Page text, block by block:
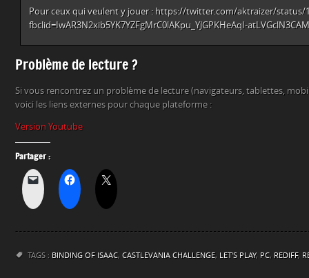
Pour ceux qui veulent y jouer : https://twitter.com/aktraizer/status/
fbclid=IwAR3N2xib5YK7YZFgMrC0lAKpu_YJGPKHeAqI-
Problème de lecture ?
Si vous rencontrez un problème de lecture (navigateurs, tablettes,
voici les liens externes pour chaque plateforme :
Version Youtube
Partager :
TAGS : BINDING OF ISAAC, CASTLEVANIA CHALLENGE, LET'S PLAY, PC, REDIFF,